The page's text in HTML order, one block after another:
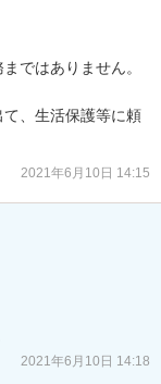
ではありません。
、生活保護等に頼
2021年6月10日 14:15
2021年6月10日 14:18